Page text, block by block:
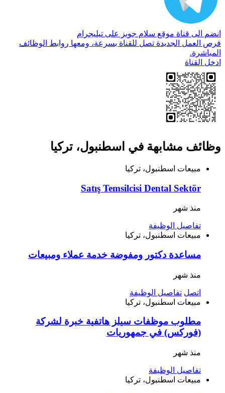
انضم الى قناة موقع سلام جوبز على تيليجرام
فرص العمل الجديدة تصل للقناة بسرعة، ومعها روابط الوظائف
المباشرة.
ادخل القناة
وظائف مشابهة في اسطنبول، تركيا
مبيعات اسطنبول، تركيا
Satış Temsilcisi Dental Sektör
منذ شهر
تفاصيل الوظيفة
مبيعات اسطنبول، تركيا
مساعدة دكتور ومفوضة خدمة عملاء ومبيعات
منذ شهر
اتصل تفاصيل الوظيفة
مبيعات اسطنبول، تركيا
‎مطلوب موظفات سيلز هاتفية خبرة لشركة
(فوركس) في جمهوريات
منذ شهر
تفاصيل الوظيفة
مبيعات اسطنبول، تركيا